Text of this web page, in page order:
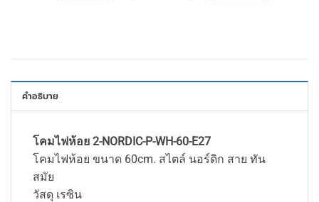
คำอธิบาย
โคมไฟห้อย 2-NORDIC-P-WH-60-E27
โคมไฟห้อย ขนาด 60cm. สไตล์ นอร์ดิก สาย ทัน
สมัย
วัสดุ เรซิน